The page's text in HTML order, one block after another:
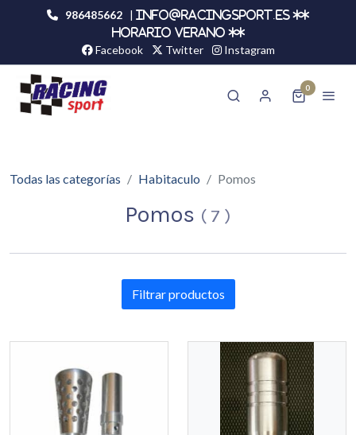
986485662 |
info@racingsport.es **
HORARIO VERANO **
Facebook Twitter Instagram
0
Todas las categorías Habitaculo Pomos
Pomos ( 7 )
Filtrar productos